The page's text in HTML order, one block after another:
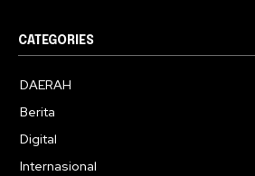
CATEGORIES
DAERAH
Berita
Digital
Internasional